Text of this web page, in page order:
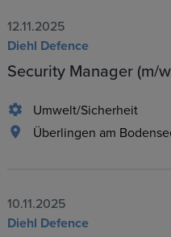
12.11.2025
Diehl Defence
Security Manager (m/
Umwelt/Sicherheit
Überlingen am
10.11.2025
Diehl Defence